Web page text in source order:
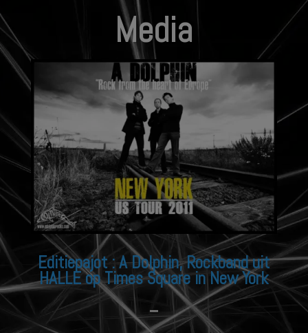
Media
Editiepajot : A Dolphin, Rockband uit
HALLE op Times Square in New York
–